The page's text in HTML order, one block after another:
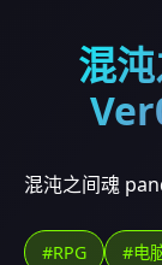
混
混沌之间魂
#RPG #电